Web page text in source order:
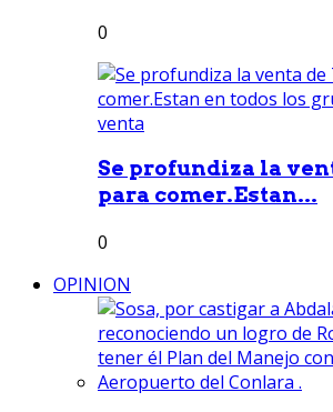
0
Se profundiza la
para comer.Estan...
0
OPINION